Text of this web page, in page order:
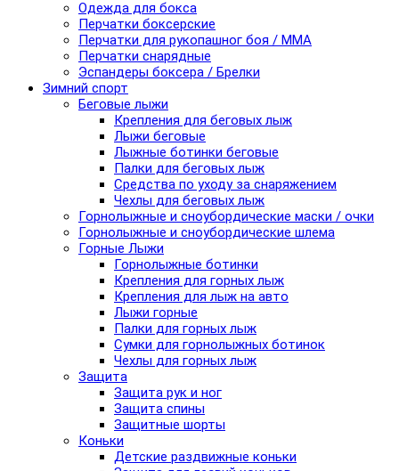
Одежда для бокса
Перчатки боксерские
Перчатки для рукопашног боя / ММА
Перчатки снарядные
Эспандеры боксера / Брелки
Зимний спорт
Беговые лыжи
Крепления для беговых лыж
Лыжи беговые
Лыжные ботинки беговые
Палки для беговых лыж
Средства по уходу за снаряжением
Чехлы для беговых лыж
Горнолыжные и сноубордические маски / очки
Горнолыжные и сноубордические шлема
Горные Лыжи
Горнолыжные ботинки
Крепления для горных лыж
Крепления для лыж на авто
Лыжи горные
Палки для горных лыж
Сумки для горнолыжных ботинок
Чехлы для горных лыж
Защита
Защита рук и ног
Защита спины
Защитные шорты
Коньки
Детские раздвижные коньки